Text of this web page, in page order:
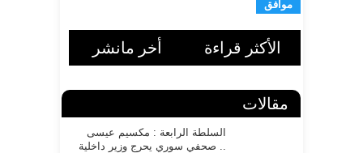
ل
ل
الأكثر قراءة أخر مانشر
مقالات
السلطة الرابعة : مكسيم عيسى
.. صحفي سوري يحرج وزير داخلية